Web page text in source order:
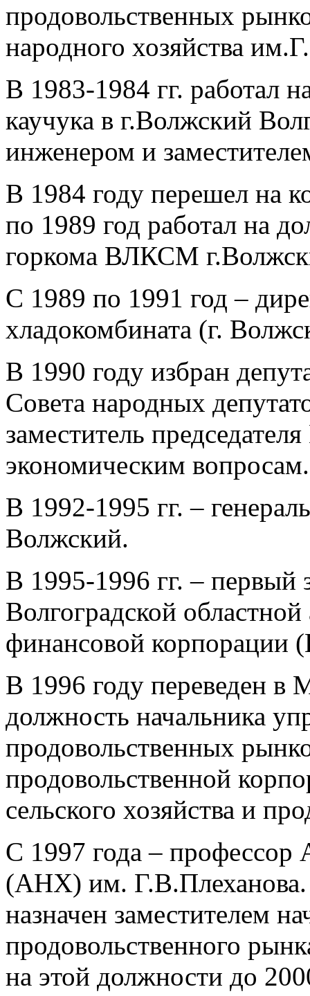
продовольственных
народного хозяйства
В 1983-1984 гг. работал
каучука в г.Волжский
инженером и
В 1984 году перешел на
по 1989 год работал на
горкома ВЛКСМ
С 1989 по 1991 год –
хладокомбината (г.
В 1990 году избран
Совета народных
заместитель
экономическим вопросам.
В 1992-1995 гг. –
Волжский.
В 1995-1996 гг. – первый
Волгоградской
финансовой корпорации
В 1996 году переведен в
должность начальника
продовольственных
продовольственной
сельского хозяйства и
С 1997 года – профессор
(АНХ) им. Г.В.Плеханова.
назначен заместителем
продовольственного
на этой должности до